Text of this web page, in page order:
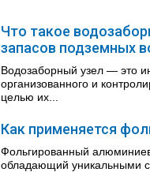
Что такое
запасов подземных
Водозаборный узел — это
организованного и
целью их...
Как применяется
Фольгированный
обладающий уникальными